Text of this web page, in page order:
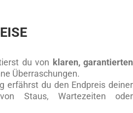
du von klaren, garantierten
Überraschungen.
erfährst du den Endpreis deiner
Staus, Wartezeiten oder